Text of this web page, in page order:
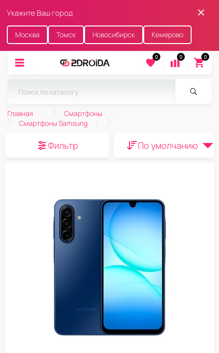
Укажите Ваш город
Москва Томск Новосибирск Кемерово
0 0 0
Главная
Смартфоны
Смартфоны Samsung
Фильтр По умолчанию